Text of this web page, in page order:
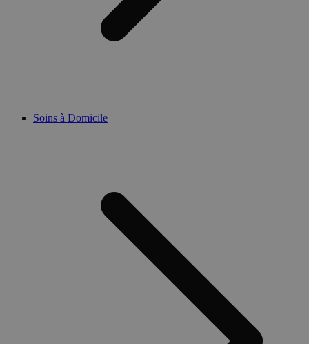
Soins à Domicile